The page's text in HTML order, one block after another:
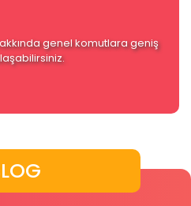
genel komutlara geniş